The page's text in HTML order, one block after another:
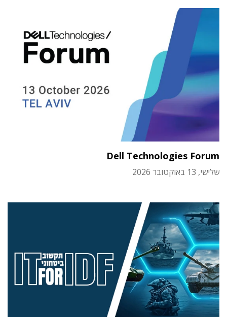
Dell Technologies Forum
שלישי, 13 באוקטובר 2026